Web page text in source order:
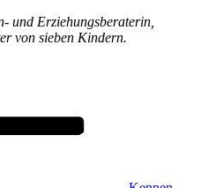
und Erziehungsberaterin,
von sieben Kindern.